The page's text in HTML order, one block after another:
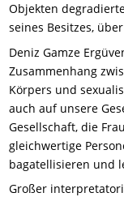
Objekten
seines Besitzes,
Deniz Gamze
Zusammenhang
Körpers und
auch auf unsere
Gesellschaft, die
gleichwertige
bagatellisieren und
Großer